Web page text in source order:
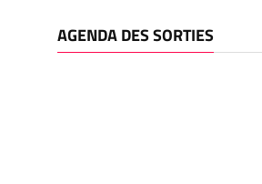
AGENDA DES SORTIES